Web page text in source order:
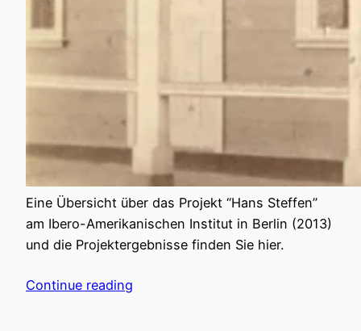
Eine Übersicht über das Projekt “Hans Steffen”
am Ibero-Amerikanischen Institut in Berlin (2013)
und die Projektergebnisse finden Sie hier.
Continue reading